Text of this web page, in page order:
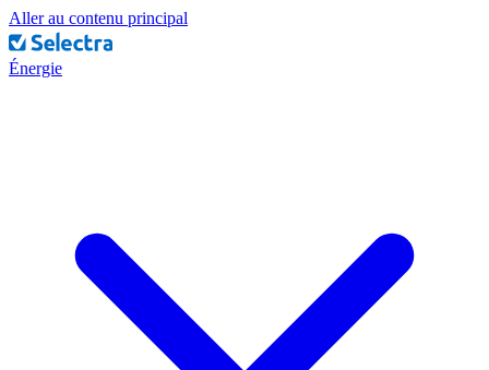
Aller au contenu principal
Énergie